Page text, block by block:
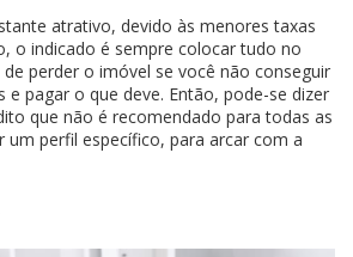
atrativo, devido às menores taxas
o indicado é sempre colocar tudo no
perder o imóvel se você não conseguir
e pagar o que deve. Então, pode-se dizer
que não é recomendado para todas as
um perfil específico, para arcar com a